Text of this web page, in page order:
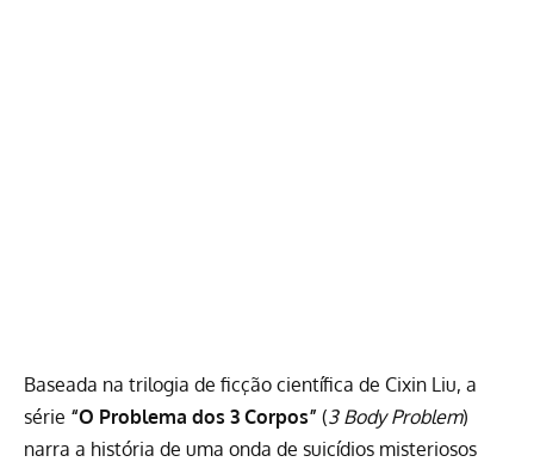
Baseada na trilogia de ficção científica de Cixin Liu, a
série “O Problema dos 3 Corpos” (3 Body Problem)
narra a história de uma onda de suicídios misteriosos